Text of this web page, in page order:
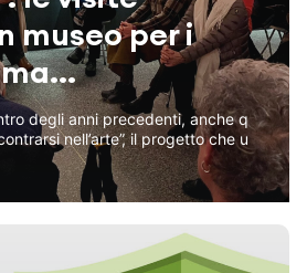
museo per i
degli anni precedenti, anche q
nell’arte”, il progetto che u